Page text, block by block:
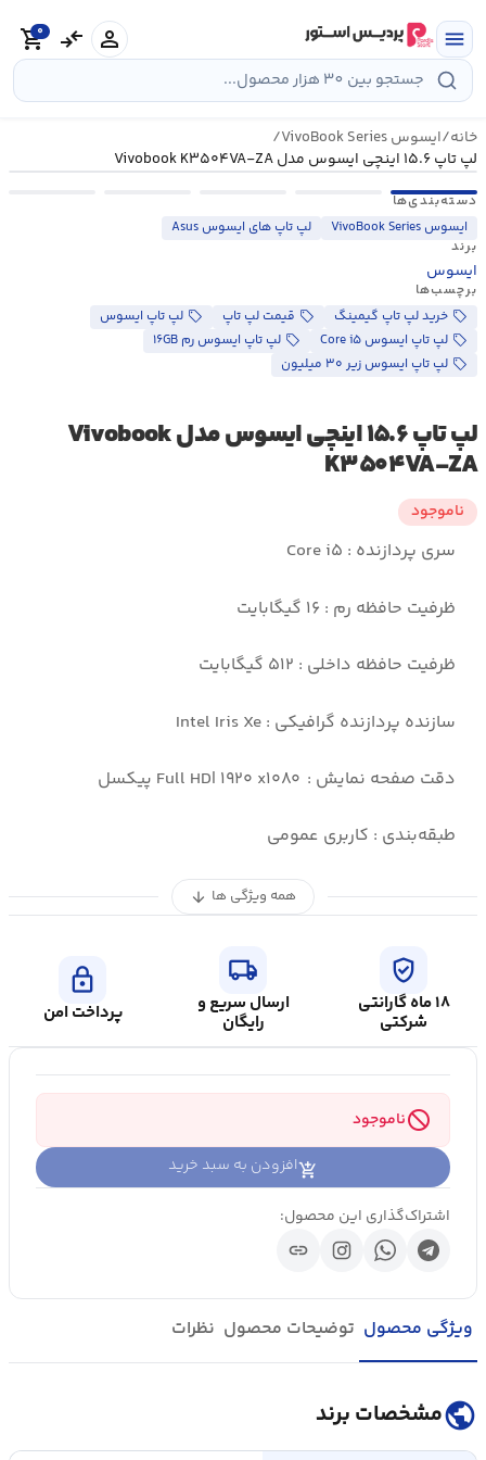
به
محتوا
menu
person
compare_arrows
shopping_cart
0
خانه/ایسوس VivoBook Series
/
لپ تاپ ۱۵.۶ اینچی ایسوس مدل Vivobook K۳۵۰۴VA-ZA
دسته‌بندی‌ها
ایسوس VivoBook Series
لپ تاپ های ایسوس Asus
برند
ایسوس
برچسب‌ها
خرید لپ تاپ گیمینگ
قیمت لپ تاپ
لپ تاپ ایسوس
لپ تاپ ایسوس Core i۵
لپ تاپ ایسوس رم ۱۶GB
لپ تاپ ایسوس زیر ۳۰ میلیون
لپ تاپ ۱۵.۶ اینچی ایسوس مدل Vivobook
K۳۵۰۴VA-ZA
ناموجود
سری پردازنده : Core i۵
ظرفیت حافظه رم : ۱۶ گیگابایت
ظرفیت حافظه داخلی : ۵۱۲ گیگابایت
سازنده پردازنده گرافیکی : Intel Iris Xe
دقت صفحه نمایش : Full HD| ۱۹۲۰ x۱۰۸۰ پیکسل
طبقه‌بندی : کاربری عمومی
همه ویژگی ها arrow_downward
verified_user
۱۸ ماه گارانتی
شرکتی
local_shipping
ارسال سریع و
رایگان
lock
پرداخت امن
blockناموجود
افزودن به سبد خرید
اشتراک‌گذاری این محصول:
link
ویژگی محصول توضیحات محصول نظرات
publicمشخصات برند